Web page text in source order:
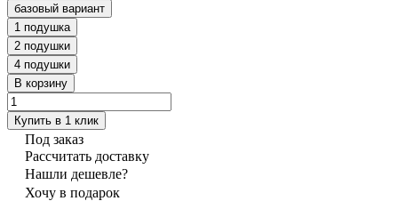
базовый вариант
1 подушка
2 подушки
4 подушки
В корзину
Купить в 1 клик
Под заказ
Рассчитать доставку
Нашли дешевле?
Хочу в подарок